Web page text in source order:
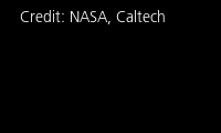
Credit: NASA, Caltech